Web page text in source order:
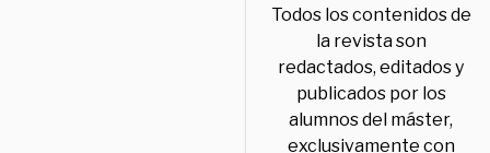
Todos los contenidos de
la revista son
redactados, editados y
publicados por los
alumnos del máster,
exclusivamente con